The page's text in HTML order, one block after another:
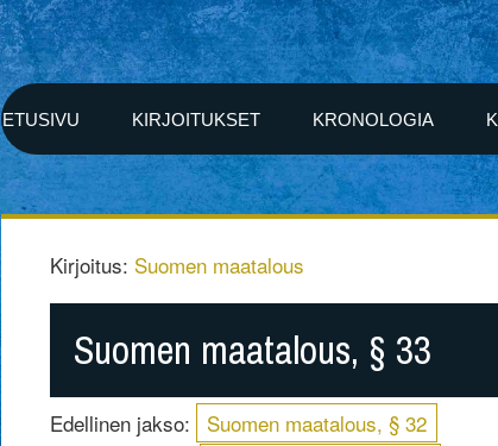
ETUSIVU KIRJOITUKSET KRONOLOGIA
Kirjoitus: Suomen maatalous
Suomen maatalous, § 33
Edellinen jakso:
Suomen maatalous, § 32